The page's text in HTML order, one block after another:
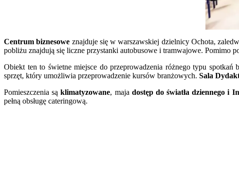
Centrum biznesowe znajduje się w warszawskiej dzielnicy Ochota,
pobliżu znajdują się liczne przystanki autobusowe i tramwajowe. Pomimo
Obiekt ten to świetne miejsce do przeprowadzenia różnego typu
sprzęt, który umożliwia przeprowadzenie kursów branżowych. Sala
Pomieszczenia sąklimatyzowane, maja dostęp do światła dziennego i
pełną obsługę cateringową.